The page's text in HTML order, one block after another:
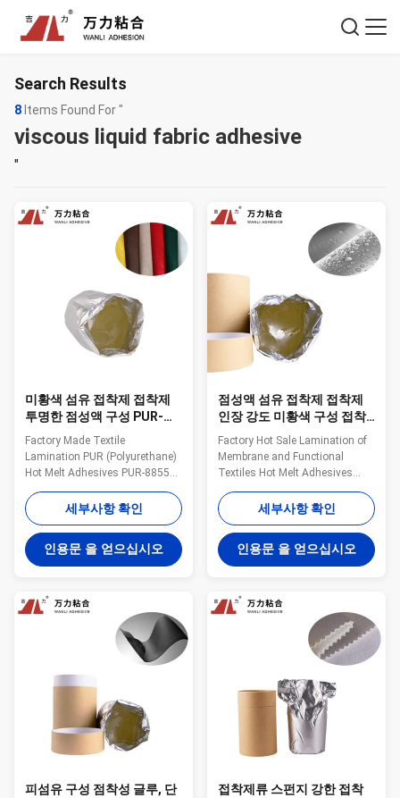
Search Results
8 Items Found For "
viscous liquid fabric adhesive
"
미황색 섬유 접착제 접착제
투명한 점성액 구성 PUR-
8855
Factory Made Textile
Lamination PUR (Polyurethane)
Hot Melt Adhesives PUR-8855
with High Quality Wanli® PUR
hot melt adhesive PUR-8855 for
textile lamination bonding is a
single-component reactive PUR
hot melt adhesive with 100%
solid content. PUR-8855 can be
and ...
세부사항 확인
인용문 을 얻으십시오
점성액 섬유 접착제 접착제
인장 강도 미황색 구성 접착
제는 PUR-1700F를 깨끗이
합니다
Factory Hot Sale Lamination of
Membrane and Functional
Textiles Hot Melt Adhesives
Customized Made in CHINA
PUR-1700F Wanli® PUR hot
melt adhesive PUR-1700F for
textile lamination bonding is a
single-component reactive PUR
hot melt adhesive with 100%
used for fabric ...
세부사항 확인
인용문 을 얻으십시오
피섬유 구성 점착성 글루, 단
접착제류 스펀지 강한 접착